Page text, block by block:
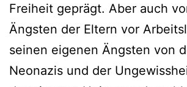
Freiheit geprägt. Aber auch
Ängsten der Eltern vor
seinen eigenen Ängsten von
Neonazis und der